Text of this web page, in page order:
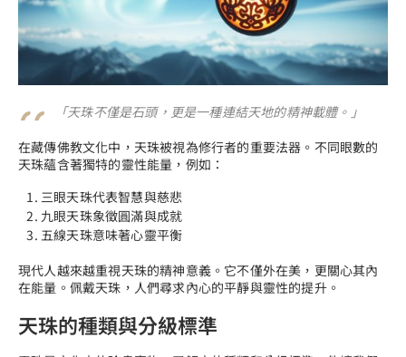
「天珠不僅是石頭，更是一種連結天地的精神載體。」
在藏傳佛教文化中，天珠被視為修行者的重要法器。不同眼數的
天珠蘊含著獨特的靈性能量，例如：
三眼天珠代表智慧與慈悲
九眼天珠象徵圓滿與成就
五線天珠意味著心靈平衡
現代人越來越重視天珠的精神意義。它不僅外在美，更關心其內
在能量。佩戴天珠，人們尋求內心的平靜與靈性的提升。
天珠的種類與分級標準